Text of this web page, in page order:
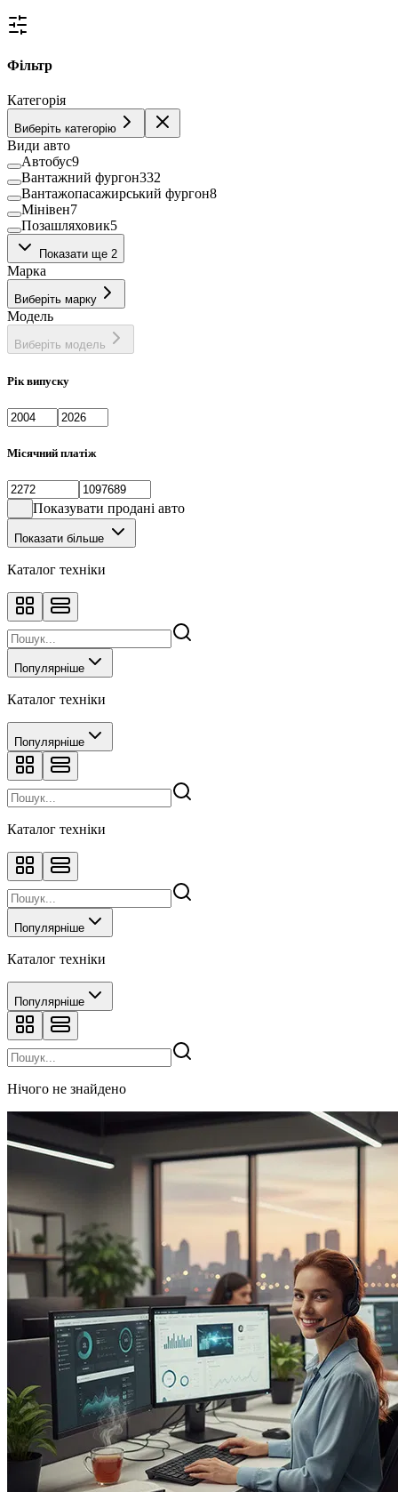
Фільтр
Категорія
Виберіть категорію
Види авто
Автобус9
Вантажний фургон332
Вантажопасажирський фургон8
Мінівен7
Позашляховик5
Рефрижератор
Фургон10
Показати ще 2
Марка
Виберіть марку
Модель
Виберіть модель
Рік випуску
Місячний платіж
Показувати продані авто
Показати більше
Каталог техніки
Популярніше
Каталог техніки
Популярніше
Каталог техніки
Популярніше
Каталог техніки
Популярніше
Нічого не знайдено